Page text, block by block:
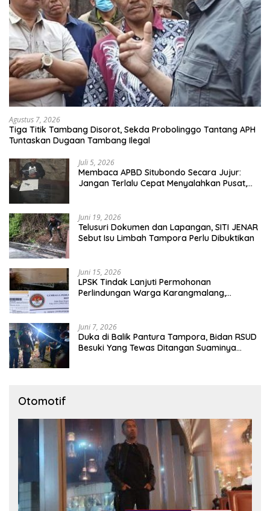
Agustus 7, 2026
Tiga Titik Tambang Disorot, Sekda Probolinggo Tantang APH
Tuntaskan Dugaan Tambang Ilegal
Juli 5, 2026
Membaca APBD Situbondo Secara Jujur:
Jangan Terlalu Cepat Menyalahkan Pusat,
Juni 19, 2026
Telusuri Dokumen dan Lapangan, SITI JENAR
Sebut Isu Limbah Tampora Perlu Dibuktikan
Juni 15, 2026
LPSK Tindak Lanjuti Permohonan
Perlindungan Warga Karangmalang,
Juni 7, 2026
Duka di Balik Pantura Tampora, Bidan RSUD
Besuki Yang Tewas Ditangan Suaminya
Otomotif